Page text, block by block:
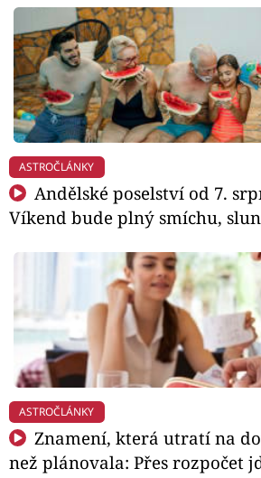
ASTROČLÁNKY
Andělské poselství od 7.
Víkend bude plný smíchu,
ASTROČLÁNKY
Znamení, která utratí na
než plánovala: Přes rozpočet